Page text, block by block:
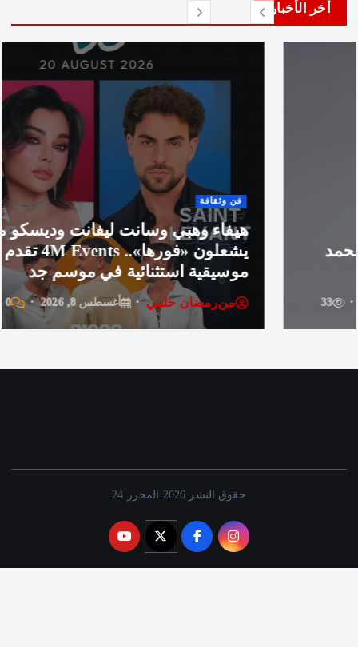
وهبي وسانت ليفانت وديسكو مصر
يشعلون «فورها».. 4M Events تقدم ليلة
استثنائية في موسم جد
رمضان حلمي أغسطس 8, 2026 0
41 من
حقوق النشر 2026 المحرر 24